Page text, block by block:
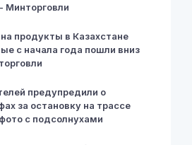
Минторговли
продукты в Казахстане
с начала года пошли вниз
предупредили о
за остановку на трассе
с подсолнухами